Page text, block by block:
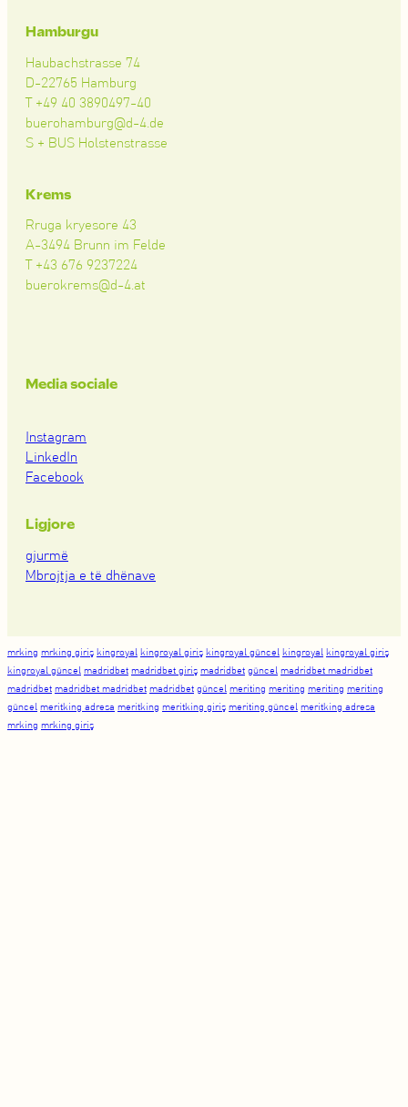
Hamburgu
Haubachstrasse 74
D-22765 Hamburg
T +49 40 3890497-40
buerohamburg@d-4.de
S + BUS Holstenstrasse
Krems
Rruga kryesore 43
A-3494 Brunn im Felde
T +43 676 9237224
buerokrems@d-4.at
Media sociale
Instagram
LinkedIn
Facebook
Ligjore
gjurmë
Mbrojtja e të dhënave
mrking mrking giriş kingroyal kingroyal giriş kingroyal güncel kingroyal kingroyal giriş
kingroyal güncel madridbet madridbet giriş madridbet güncel madridbet madridbet
madridbet madridbet madridbet madridbet güncel meriting meriting meriting meriting
güncel meritking adresa meritking meritking giriş meriting güncel meritking adresa
mrking mrking giriş